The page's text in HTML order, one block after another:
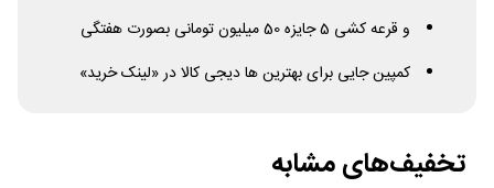
و قرعه کشی 5 جایزه 50 میلیون تومانی بصورت هفتگی
کمپین جایی برای بهترین ها دیجی کالا در «لینک خرید»
تخفیف‌های مشابه